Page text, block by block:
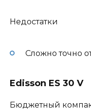
Недостатки
Сложно точно
Edisson ES 30 V
Бюджетный